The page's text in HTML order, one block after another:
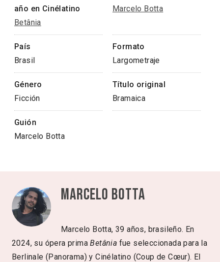
año en Cinélatino
Betânia
Marcelo Botta
País
Brasil
Formato
Largometraje
Género
Ficción
Título original
Bramaica
Guión
Marcelo Botta
Marcelo Botta
Marcelo Botta, 39 años, brasileño. En
2024, su ópera primaBetânia fue seleccionada para la
Berlinale (Panorama) y Cinélatino (Coup de Cœur). El